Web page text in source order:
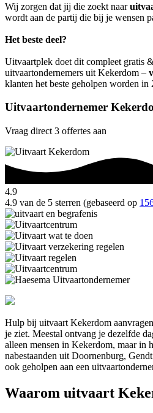
Wij zorgen dat jij die zoekt naar
wordt aan de partij die bij je wensen
Het beste deel?
Uitvaartplek doet dit compleet gratis
uitvaartondernemers uit Kekerdom –
klanten het beste geholpen worden in
Uitvaartondernemer
Vraag direct 3 offertes aan
4.9
4.9 van de 5 sterren (gebaseerd op
Hulp bij uitvaart Kekerdom
je ziet. Meestal ontvang je dezelfde
alleen mensen in Kekerdom, maar in
nabestaanden uit Doornenburg,
ook geholpen aan een
Waarom uitvaart